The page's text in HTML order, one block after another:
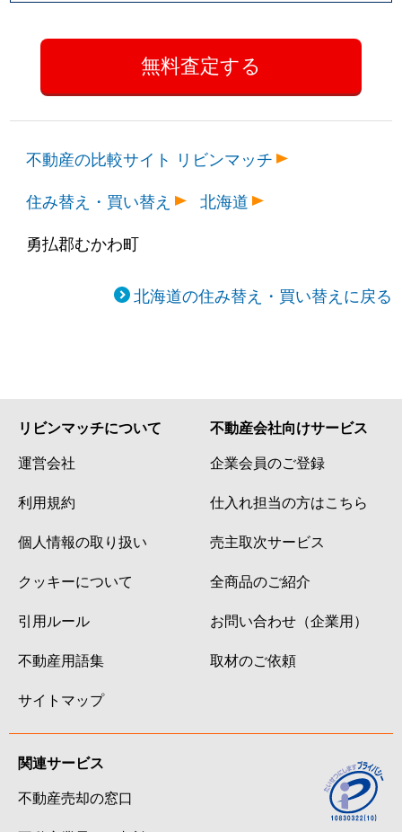
不動産の比較サイト リビンマッチ
住み替え・買い替え
北海道
勇払郡むかわ町
北海道の住み替え・買い替えに戻る
リビンマッチについて
運営会社
利用規約
個人情報の取り扱い
クッキーについて
引用ルール
不動産用語集
サイトマップ
不動産会社向けサービス
企業会員のご登録
仕入れ担当の方はこちら
売主取次サービス
全商品のご紹介
お問い合わせ（企業用）
取材のご依頼
関連サービス
不動産売却の窓口